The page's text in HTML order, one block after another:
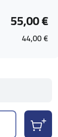
55,00 €
44,00 €